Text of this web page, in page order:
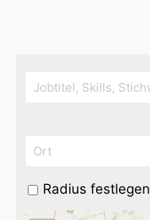
Radius festlegen